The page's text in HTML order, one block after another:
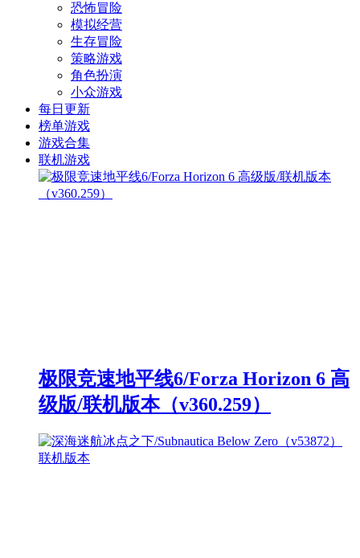
恐怖冒险
模拟经营
生存冒险
策略游戏
角色扮演
小众游戏
每日更新
榜单游戏
游戏合集
联机游戏
极限竞速地平线6/Forza Horizon 6 高
级版/联机版本（v360.259）